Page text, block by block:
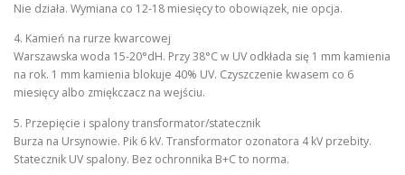
Nie działa. Wymiana co 12-18 miesięcy to obowiązek, nie opcja.
4. Kamień na rurze kwarcowej
Warszawska woda 15-20°dH. Przy 38°C w UV odkłada się 1 mm kamienia
na rok. 1 mm kamienia blokuje 40% UV. Czyszczenie kwasem co 6
miesięcy albo zmiękczacz na wejściu.
5. Przepięcie i spalony transformator/statecznik
Burza na Ursynowie. Pik 6 kV. Transformator ozonatora 4 kV przebity.
Statecznik UV spalony. Bez ochronnika B+C to norma.